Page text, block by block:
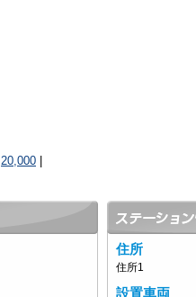
20,000
住所
住所1
設置車両